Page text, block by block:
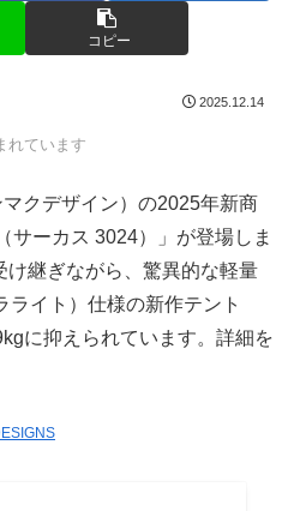
コピー
2025.12.14
れています
クデザイン）の2025年新商
サーカス 3024）」が登場しま
け継ぎながら、驚異的な軽量
イト）仕様の新作テント
に抑えられています。詳細を